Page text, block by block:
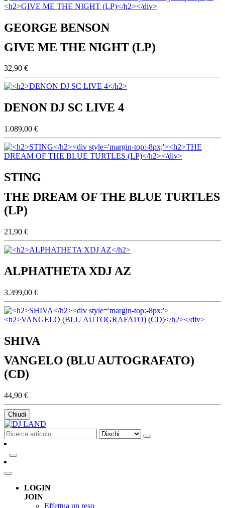
GEORGE BENSON
GIVE ME THE NIGHT (LP)
32,90 €
DENON DJ SC LIVE 4
1.089,00 €
STING
THE DREAM OF THE BLUE TURTLES
(LP)
21,90 €
ALPHATHETA XDJ AZ
3.399,00 €
SHIVA
VANGELO (BLU AUTOGRAFATO)
(CD)
44,90 €
Chiudi
LOGIN
JOIN
Effettua un reso